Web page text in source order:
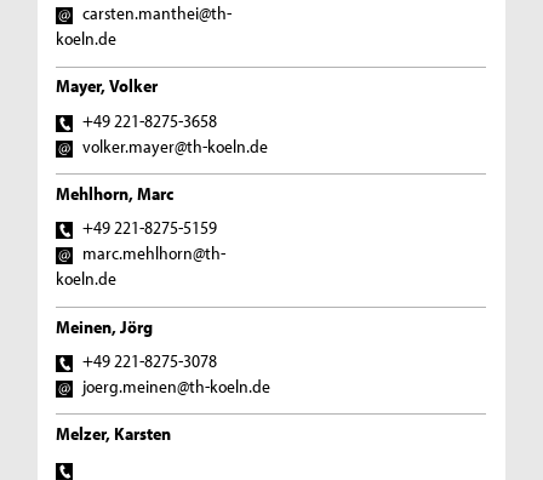
carsten.manthei@th-
koeln.de
Mayer, Volker
+49 221-8275-3658
volker.mayer@th-koeln.de
Mehlhorn, Marc
+49 221-8275-5159
marc.mehlhorn@th-
koeln.de
Meinen, Jörg
+49 221-8275-3078
joerg.meinen@th-koeln.de
Melzer, Karsten